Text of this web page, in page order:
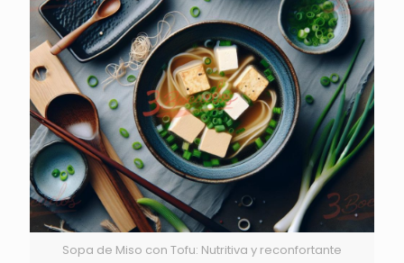
Sopa de Miso con Tofu: Nutritiva y reconfortante